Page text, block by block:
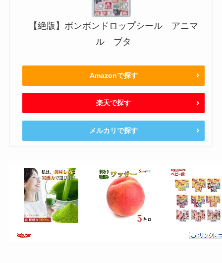
【絶版】ボンボンドロップシール アニマ
ル ブタ
Amazonで探す
楽天で探す
メルカリで探す